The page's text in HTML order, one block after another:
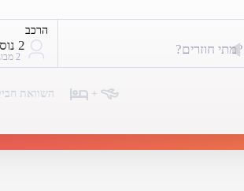
מתי חוזרים?
הרכב
2 נוסעים
2 מבוגרים
+ השוואת